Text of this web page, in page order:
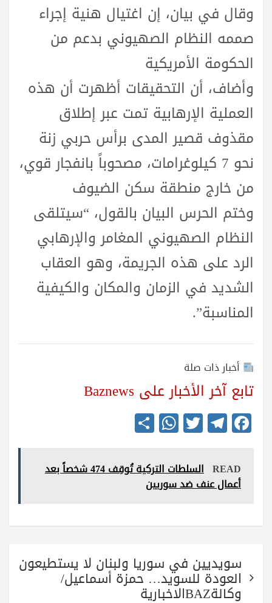
وقال في بيان، إن اغتيال هنية إجراء
صممه النظام الصهيوني بدعم من
الحكومة الأمريكية
وأضاف، أن التحقيقات أظهرت أن هذه
العملية الإرهابية تمت عبر إطلاق
مقذوف قصير المدى برأس حربي زنة
نحو 7 كيلوغرامات، مصحوباً بانفجار قوي،
من خارج منطقة سكن الضيوف
وختم الحرس البيان بالقول، “سيتلقى
النظام الصهيوني المغامر والإرهابي
الرد على هذه الجريمة، وهو العقاب
الشديد في الزمان والمكان والكيفية
المناسبة”.
أخبار ذات صلة
تابع آخر الأخبار على Baznews
Fa
ce
bo
ok
Te
le
gr
a
m
T
wi
tte
r
W
ha
ts
A
pp
re READ
السلطات التركية تُوقِف 474 شخصاً بعد
أعمال عنف ضد سوريين
المقالات
سويديين في سوريا ولبنان لا يستطيعون
العودة للسويد… حمزة أسماعيل/
وكالةBAZالاخبارية